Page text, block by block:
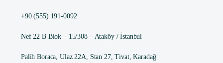
+90 (555) 191-0092
Nef 22 B Blok – 15/308 – Ataköy / İstanbul
Palih Boraca, Ulaz 22A, Stan 27, Tivat, Karadağ